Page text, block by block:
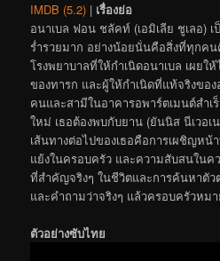
IMDB (5.2) | เรื่องย่อ
อนาเบล ฟอน ชลัคท์ (เอมิเลีย ชูเลอ)
ร่ำรวยมาก อย่างน้อยนั่นคือสิ่งที่ทุกคน
โรงพยาบาลที่ให้กำเนิดอนาเบล เผยใ
ของทารก และผู้ให้กำเนิดที่แท้จริงขอ
คนและสามีในอาคารอพาร์ตเมนต์สำเ
ใหม่ เธอต้องพบกับยาน (ยันนิส นีเวอ
เส้นทางต่อไปของเธอคือการเผชิญห
แย้งในครอบครัว และความสับสนในค
ที่สำคัญจริงๆ ในชีวิตและการค้นหาตั
และคำถามว่าจริงๆ แล้วครอบครัวหมา
ตัวอย่างซับไทย